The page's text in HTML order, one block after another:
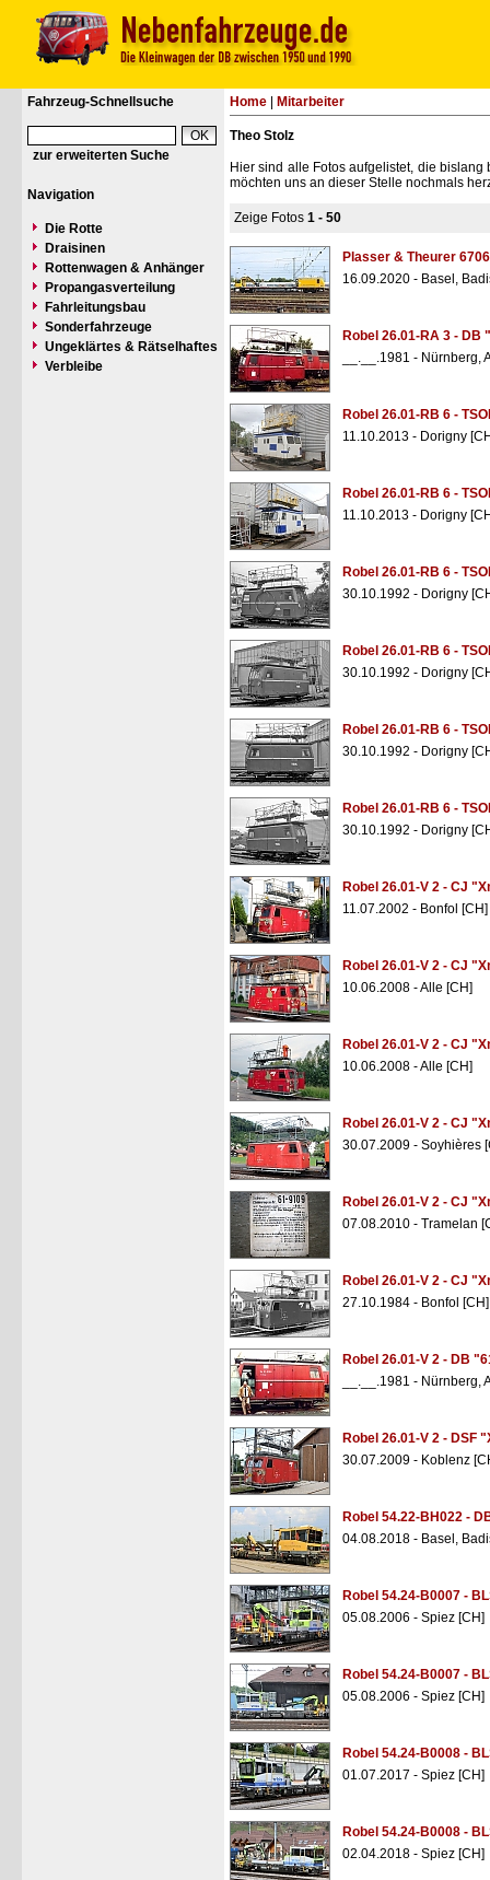
Fahrzeug-Schnellsuche
zur erweiterten Suche
Navigation
Die Rotte
Draisinen
Rottenwagen & Anhänger
Propangasverteilung
Fahrleitungsbau
Sonderfahrzeuge
Ungeklärtes & Rätselhaftes
Verbleibe
Home Mitarbeiter
Theo Stolz
Hier sind alle Fotos aufgelistet, die
möchten uns an dieser Stelle nochmals
Zeige Fotos 1 - 50
Plasser & Theurer
16.09.2020 - Basel,
Robel 26.01-RA 3 - DB
__.__.1981 - Nürnberg,
Robel 26.01-RB 6 -
11.10.2013 - Dorigny
Robel 26.01-RB 6 -
11.10.2013 - Dorigny
Robel 26.01-RB 6 -
30.10.1992 - Dorigny
Robel 26.01-RB 6 -
30.10.1992 - Dorigny
Robel 26.01-RB 6 -
30.10.1992 - Dorigny
Robel 26.01-RB 6 -
30.10.1992 - Dorigny
Robel 26.01-V 2 - CJ
11.07.2002 - Bonfol [CH]
Robel 26.01-V 2 - CJ
10.06.2008 - Alle [CH]
Robel 26.01-V 2 - CJ
10.06.2008 - Alle [CH]
Robel 26.01-V 2 - CJ
30.07.2009 - Soyhières
Robel 26.01-V 2 - CJ
07.08.2010 - Tramelan
Robel 26.01-V 2 - CJ
27.10.1984 - Bonfol [CH]
Robel 26.01-V 2 - DB
__.__.1981 - Nürnberg,
Robel 26.01-V 2 - DSF
30.07.2009 - Koblenz
Robel 54.22-BH022 -
04.08.2018 - Basel,
Robel 54.24-B0007 -
05.08.2006 - Spiez [CH]
Robel 54.24-B0007 -
05.08.2006 - Spiez [CH]
Robel 54.24-B0008 -
01.07.2017 - Spiez [CH]
Robel 54.24-B0008 -
02.04.2018 - Spiez [CH]